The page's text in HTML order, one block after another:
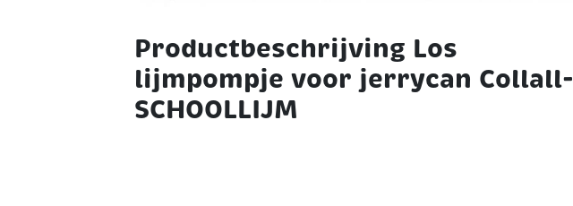
Productbeschrijving Los
lijmpompje voor jerrycan Collall-
SCHOOLLIJM